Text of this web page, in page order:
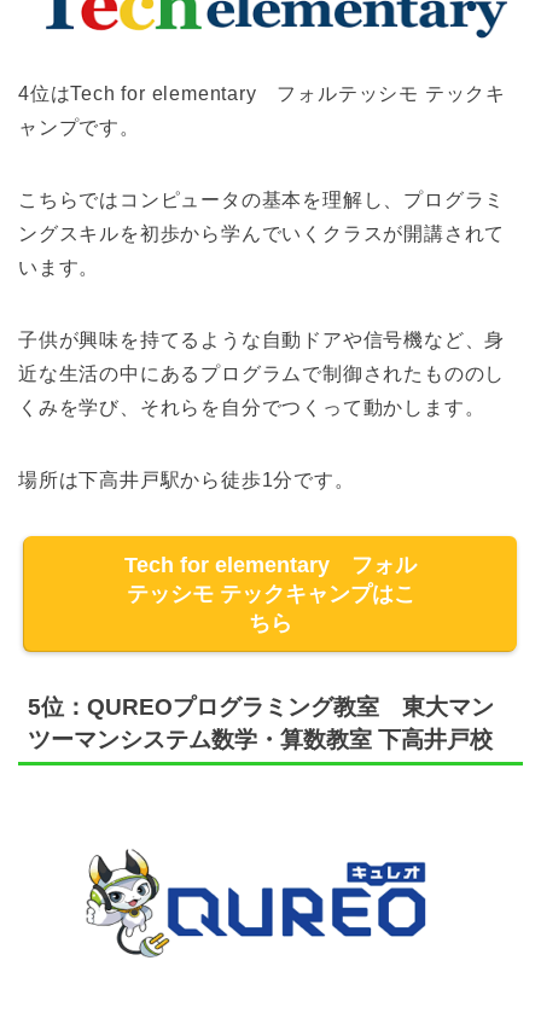
4位はTech for elementary フォルテッシモ テックキ
ャンプです。
こちらではコンピュータの基本を理解し、プログラミ
ングスキルを初歩から学んでいくクラスが開講されて
います。
子供が興味を持てるような自動ドアや信号機など、身
近な生活の中にあるプログラムで制御されたもののし
くみを学び、それらを自分でつくって動かします。
場所は下高井戸駅から徒歩1分です。
Tech for elementary フォル
テッシモ テックキャンプはこ
ちら
5位：QUREOプログラミング教室 東大マン
ツーマンシステム数学・算数教室 下高井戸校